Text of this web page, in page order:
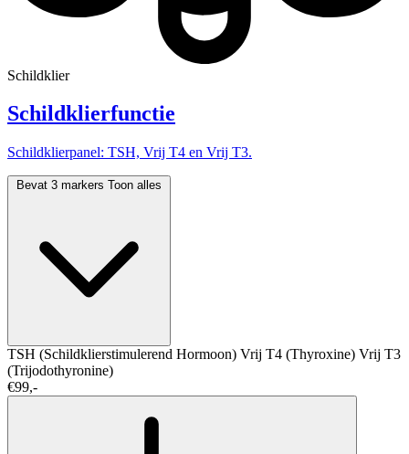
Schildklier
Schildklierfunctie
Schildklierpanel: TSH, Vrij T4 en Vrij T3.
Bevat 3 markers Toon alles
TSH (Schildklierstimulerend Hormoon) Vrij T4 (Thyroxine) Vrij T3
(Trijodothyronine)
€99,-